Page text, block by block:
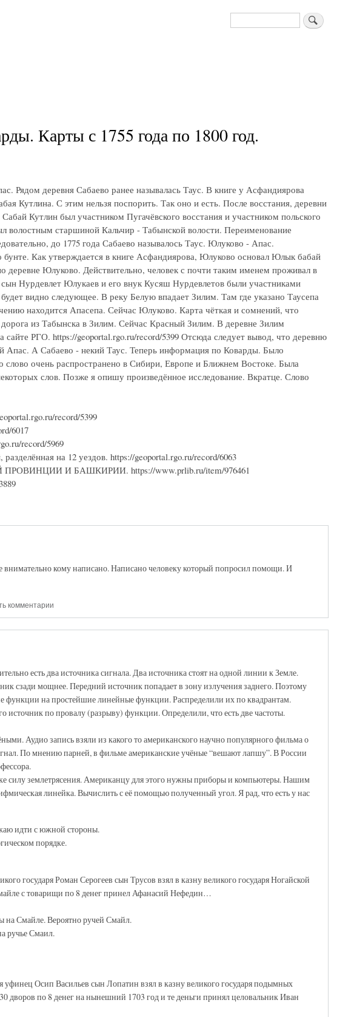
Поиск
Карты с 1755 года по 1800 год.
Рядом деревня Сабаево ранее называлась Таус. В книге у Асфандиярова
Кутлина. С этим нельзя поспорить. Так оно и есть. После восстания, деревни
Кутлин был участником Пугачёвского восстания и участником польского
волостным старшиной Кальчир - Табынской волости. Переименование
до 1775 года Сабаево называлось Таус. Юлуково - Апас.
Как утверждается в книге Асфандиярова, Юлуково основал Юлык бабай
деревне Юлуково. Действительно, человек с почти таким именем проживал в
Нурдевлет Юлукаев и его внук Кусяш Нурдевлетов были участниками
видно следующее. В реку Белую впадает Зилим. Там где указано Таусепа
находится Апасепа. Сейчас Юлуково. Карта чёткая и сомнений, что
из Табынска в Зилим. Сейчас Красный Зилим. В деревне Зилим
сайте РГО. https://geoportal.rgo.ru/record/5399 Отсюда следует вывод, что деревню
Апас. А Сабаево - некий Таус. Теперь информация по Коварды. Было
слово очень распространено в Сибири, Европе и Ближнем Востоке. Была
слов. Позже я опишу произведённое исследование. Вкратце. Слово
record/5399
6017
record/5969
на 12 уездов. https://geoportal.rgo.ru/record/6063
И БАШКИРИИ. https://www.prlib.ru/item/976461
кому написано. Написано человеку который попросил помощи. И
комментарии
есть два источника сигнала. Два источника стоят на одной линии к Земле.
сзади мощнее. Передний источник попадает в зону излучения заднего. Поэтому
функции на простейшие линейные функции. Распределили их по квадрантам.
источник по провалу (разрыву) функции. Определили, что есть две частоты.
Аудио запись взяли из какого то американского научно популярного фильма о
По мнению парней, в фильме американские учёные “вешают лапшу”. В России
силу землетрясения. Американцу для этого нужны приборы и компьютеры. Нашим
линейка. Вычислить с её помощью полученный угол. Я рад, что есть у нас
идти с южной стороны.
порядке.
государя Роман Серогеев сын Трусов взял в казну великого государя Ногайской
с товарищи по 8 денег принел Афанасий Нефедин…
на Смайле. Вероятно ручей Смайл.
ручье Смаил.
уфинец Осип Васильев сын Лопатин взял в казну великого государя подымных
дворов по 8 денег на нынешний 1703 год и те деньги принял целовальник Иван